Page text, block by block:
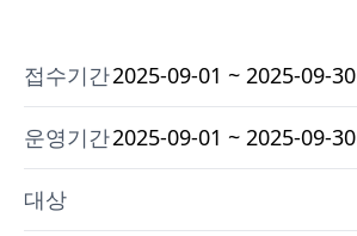
접수기간2025-09-01 ~ 2025-09-30
운영기간2025-09-01 ~ 2025-09-30
대상